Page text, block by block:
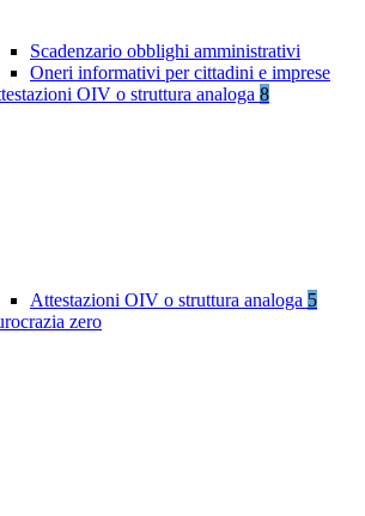
Scadenzario obblighi amministrativi
Oneri informativi per cittadini e imprese
OIV o struttura analoga 8
Attestazioni OIV o struttura analoga 5
zero